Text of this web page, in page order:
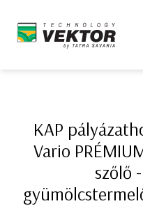
KAP
Vario
szőlő